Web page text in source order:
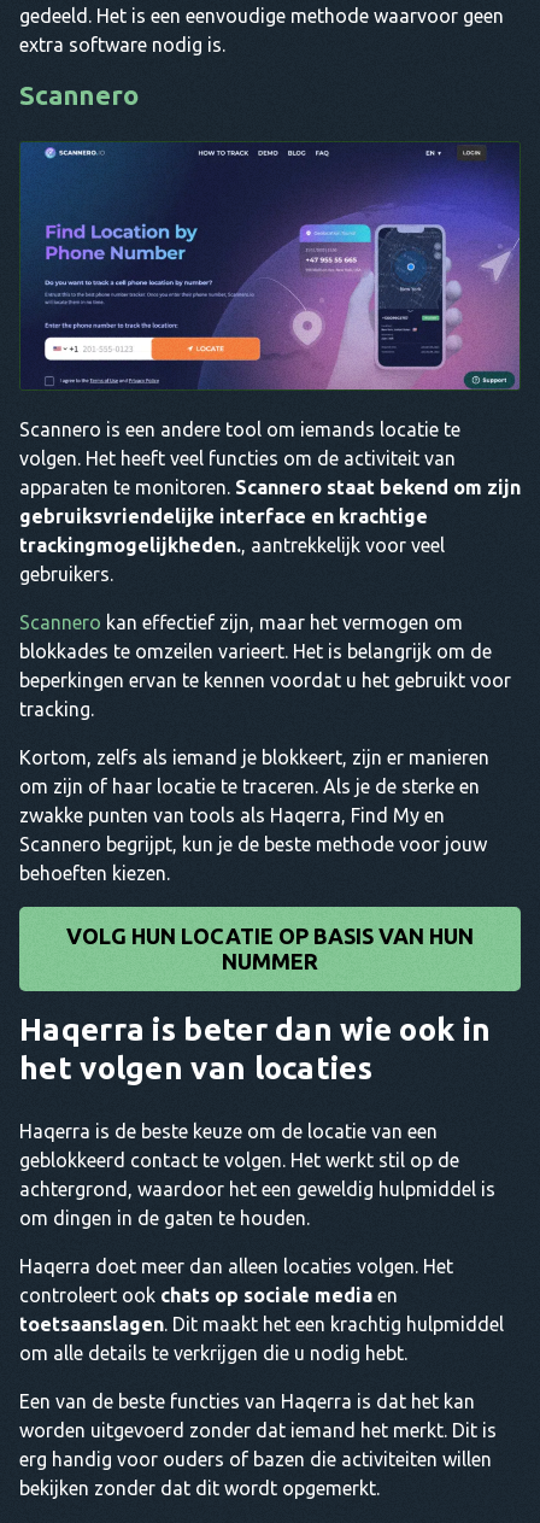
gedeeld. Het is een eenvoudige methode waarvoor geen
extra software nodig is.
Scannero
Scannero is een andere tool om iemands locatie te
volgen. Het heeft veel functies om de activiteit van
apparaten te monitoren. Scannero staat bekend om zijn
gebruiksvriendelijke interface en krachtige
trackingmogelijkheden., aantrekkelijk voor veel
gebruikers.
Scannero kan effectief zijn, maar het vermogen om
blokkades te omzeilen varieert. Het is belangrijk om de
beperkingen ervan te kennen voordat u het gebruikt voor
tracking.
Kortom, zelfs als iemand je blokkeert, zijn er manieren
om zijn of haar locatie te traceren. Als je de sterke en
zwakke punten van tools als Haqerra, Find My en
Scannero begrijpt, kun je de beste methode voor jouw
behoeften kiezen.
VOLG HUN LOCATIE OP BASIS VAN HUN
NUMMER
Haqerra is beter dan wie ook in
het volgen van locaties
Haqerra is de beste keuze om de locatie van een
geblokkeerd contact te volgen. Het werkt stil op de
achtergrond, waardoor het een geweldig hulpmiddel is
om dingen in de gaten te houden.
Haqerra doet meer dan alleen locaties volgen. Het
controleert ook chats op sociale media en
toetsaanslagen. Dit maakt het een krachtig hulpmiddel
om alle details te verkrijgen die u nodig hebt.
Een van de beste functies van Haqerra is dat het kan
worden uitgevoerd zonder dat iemand het merkt. Dit is
erg handig voor ouders of bazen die activiteiten willen
bekijken zonder dat dit wordt opgemerkt.